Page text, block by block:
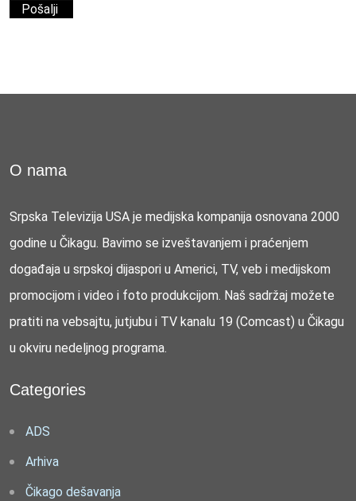
O nama
Srpska Televizija USA je medijska kompanija osnovana 2000
godine u Čikagu. Bavimo se izveštavanjem i praćenjem
događaja u srpskoj dijaspori u Americi, TV, veb i medijskom
promocijom i video i foto produkcijom. Naš sadržaj možete
pratiti na vebsajtu, jutjubu i TV kanalu 19 (Comcast) u Čikagu
u okviru nedeljnog programa.
Categories
ADS
Arhiva
Čikago dešavanja